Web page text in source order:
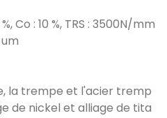
Co : 10 %, TRS : 3500N/mm
la trempe et l'acier tremp
de nickel et alliage de tita